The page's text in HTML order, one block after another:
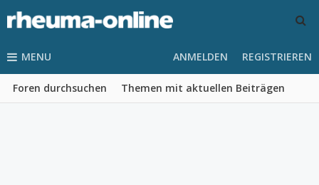
MENU
Foren durchsuchen Themen mit aktuellen Beiträgen
ANMELDEN REGISTRIEREN